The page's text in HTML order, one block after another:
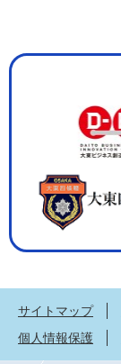
サイトマップ
個人情報保護